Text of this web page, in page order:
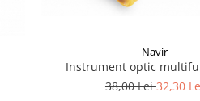
Navir
Instrument optic
38,00 Lei32,30